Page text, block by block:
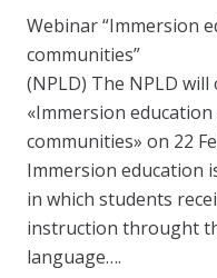
Webinar “Immersion
communities”
(NPLD) The NPLD
«Immersion
communities» on 22
Immersion education
in which students
instruction throught
language….